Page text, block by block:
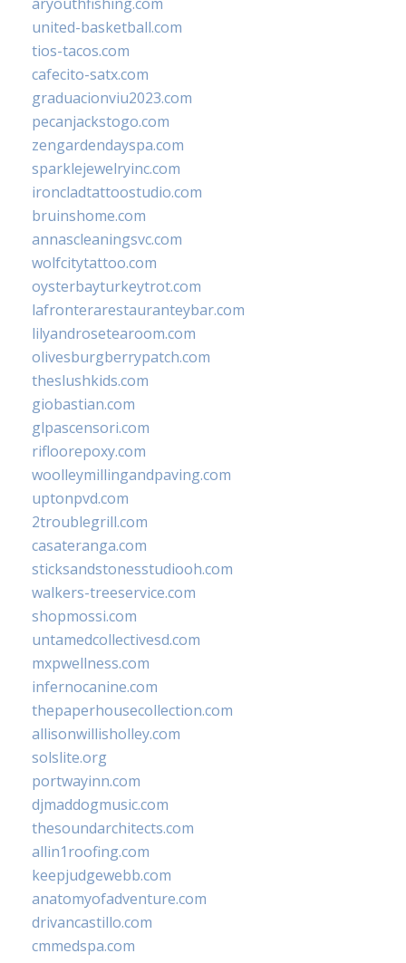
united-basketball.com
tios-tacos.com
cafecito-satx.com
graduacionviu2023.com
pecanjackstogo.com
zengardendayspa.com
sparklejewelryinc.com
ironcladtattoostudio.com
bruinshome.com
annascleaningsvc.com
wolfcitytattoo.com
oysterbayturkeytrot.com
lafronterarestauranteybar.com
lilyandrosetearoom.com
olivesburgberrypatch.com
theslushkids.com
giobastian.com
glpascensori.com
rifloorepoxy.com
woolleymillingandpaving.com
uptonpvd.com
2troublegrill.com
casateranga.com
sticksandstonesstudiooh.com
walkers-treeservice.com
shopmossi.com
untamedcollectivesd.com
mxpwellness.com
infernocanine.com
thepaperhousecollection.com
allisonwillisholley.com
solslite.org
portwayinn.com
djmaddogmusic.com
thesoundarchitects.com
allin1roofing.com
keepjudgewebb.com
anatomyofadventure.com
drivancastillo.com
cmmedspa.com